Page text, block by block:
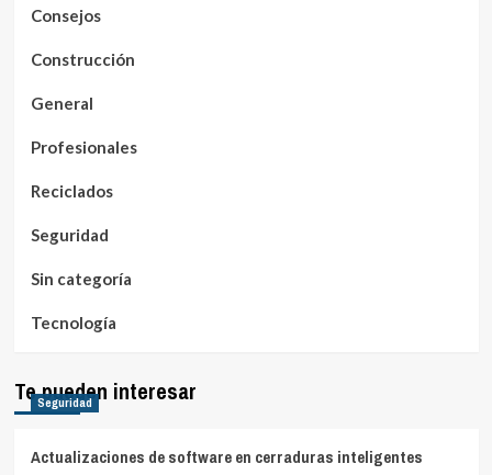
Consejos
Construcción
General
Profesionales
Reciclados
Seguridad
Sin categoría
Tecnología
Te pueden interesar
Seguridad
Actualizaciones de software en cerraduras inteligentes